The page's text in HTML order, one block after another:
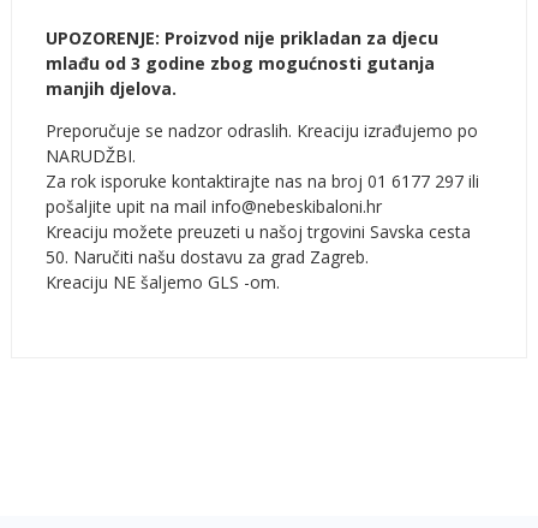
UPOZORENJE: Proizvod nije prikladan za djecu
mlađu od 3 godine zbog mogućnosti gutanja
manjih djelova.
Preporučuje se nadzor odraslih. Kreaciju izrađujemo po
NARUDŽBI.
Za rok isporuke kontaktirajte nas na broj 01 6177 297 ili
pošaljite upit na mail info@nebeskibaloni.hr
Kreaciju možete preuzeti u našoj trgovini Savska cesta
50. Naručiti našu dostavu za grad Zagreb.
Kreaciju NE šaljemo GLS -om.